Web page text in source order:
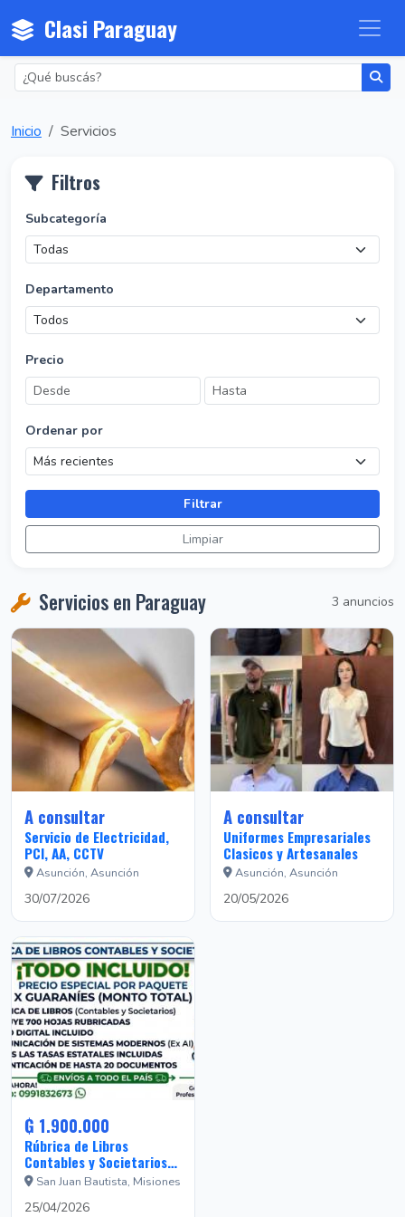
Clasi Paraguay
Inicio Servicios
Filtros
Subcategoría
Departamento
Precio
Ordenar por
Filtrar
Limpiar
Servicios en Paraguay 3 anuncios
A consultar
Servicio de Electricidad,
PCI, AA, CCTV
Asunción, Asunción
30/07/2026
A consultar
Uniformes Empresariales
Clasicos y Artesanales
Asunción, Asunción
20/05/2026
₲ 1.900.000
Rúbrica de Libros
Contables y Societarios
EAS - ¡Todo Incluido!
San Juan Bautista, Misiones
25/04/2026